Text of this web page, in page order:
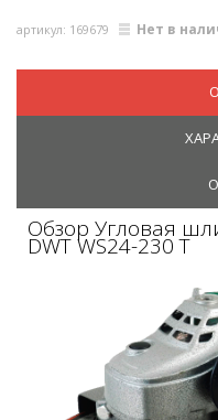
артикул: 169679 Нет в
Обзор Угловая
DWT WS24-230 T